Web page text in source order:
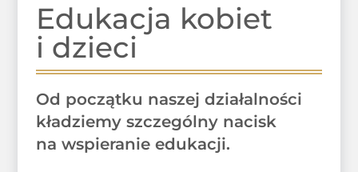
Edukacja kobiet
i dzieci
Od początku naszej działalności
kładziemy szczególny nacisk
na wspieranie edukacji.